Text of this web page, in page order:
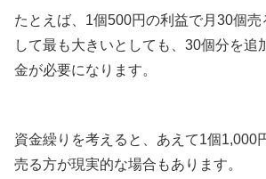
たとえば、1個500円の利益で月30個売
して最も大きいとしても、30個分を追
金が必要になります。
資金繰りを考えると、あえて1個1,000
売る方が現実的な場合もあります。